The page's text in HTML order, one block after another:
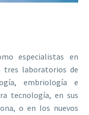
especialistas en
tres laboratorios de
embriología e
tecnología, en sus
o en los nuevos